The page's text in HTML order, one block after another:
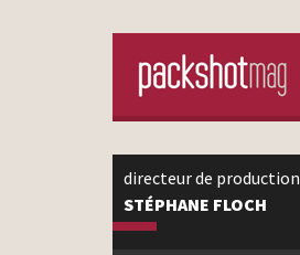
directeur de production
STÉPHANE FLOCH